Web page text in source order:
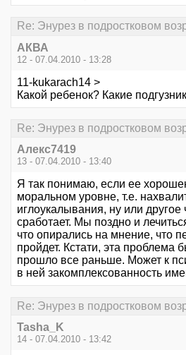
Re: Энурез в подростковом
АКВА
12 - 07.04.2010 - 13:28
11-kukarach14 >
Какой ребенок? Какие
Re: Энурез в подростковом
Алекс7419
13 - 07.04.2010 - 13:40
Я так понимаю, если ее
моральном уровне, т.е.
иглоукалывания, ну или другое
сработает. Мы поздно и
что опирались на мнение, что
пройдет. Кстати, эта проблема
прошло все раньше. Может к
в ней закомплексованность
Re: Энурез в подростковом
Tasha_K
14 - 07.04.2010 - 13:42